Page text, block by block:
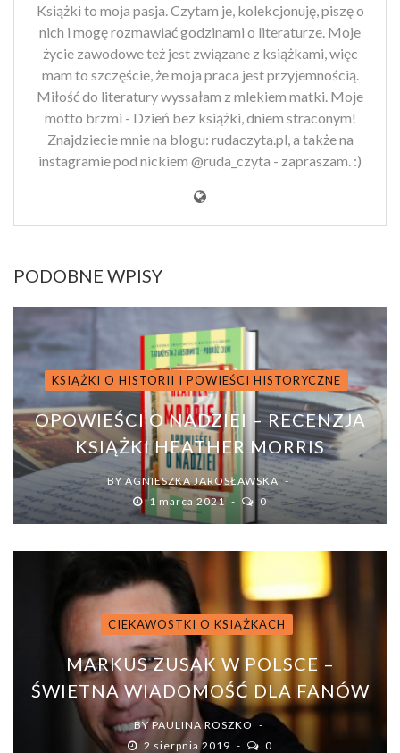
Książki to moja pasja. Czytam je, kolekcjonuję, piszę o
nich i mogę rozmawiać godzinami o literaturze. Moje
życie zawodowe też jest związane z książkami, więc
mam to szczęście, że moja praca jest przyjemnością.
Miłość do literatury wyssałam z mlekiem matki. Moje
motto brzmi - Dzień bez książki, dniem straconym!
Znajdziecie mnie na blogu: rudaczyta.pl, a także na
instagramie pod nickiem @ruda_czyta - zapraszam. :)
PODOBNE WPISY
KSIĄŻKI O HISTORII I POWIEŚCI HISTORYCZNE
OPOWIEŚCI O NADZIEI – RECENZJA
KSIĄŻKI HEATHER MORRIS
BY AGNIESZKA JAROSŁAWSKA
1 marca 2021
0
CIEKAWOSTKI O KSIĄŻKACH
MARKUS ZUSAK W POLSCE –
ŚWIETNA WIADOMOŚĆ DLA FANÓW
BYPAULINA ROSZKO
2 sierpnia 2019
0